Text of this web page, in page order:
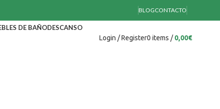
BLOGCONTACTO
DE BAÑODESCANSO
Login / Register0 items / 0,00€